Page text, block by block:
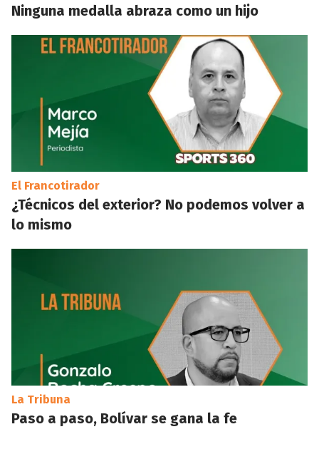
Ninguna medalla abraza como un hijo
El Francotirador
¿Técnicos del exterior? No podemos volver a
lo mismo
La Tribuna
Paso a paso, Bolívar se gana la fe